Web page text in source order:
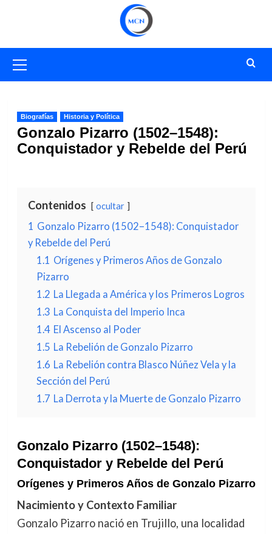
primario
Biografías Historia y Política
Gonzalo Pizarro (1502–1548):
Conquistador y Rebelde del Perú
Contenidos ocultar
1 Gonzalo Pizarro (1502–1548): Conquistador
y Rebelde del Perú
1.1 Orígenes y Primeros Años de Gonzalo
Pizarro
1.2 La Llegada a América y los Primeros Logros
1.3 La Conquista del Imperio Inca
1.4 El Ascenso al Poder
1.5 La Rebelión de Gonzalo Pizarro
1.6 La Rebelión contra Blasco Núñez Vela y la
Sección del Perú
1.7 La Derrota y la Muerte de Gonzalo Pizarro
Gonzalo Pizarro (1502–1548):
Conquistador y Rebelde del Perú
Orígenes y Primeros Años de Gonzalo Pizarro
Nacimiento y Contexto Familiar
Gonzalo Pizarro nació en Trujillo, una localidad